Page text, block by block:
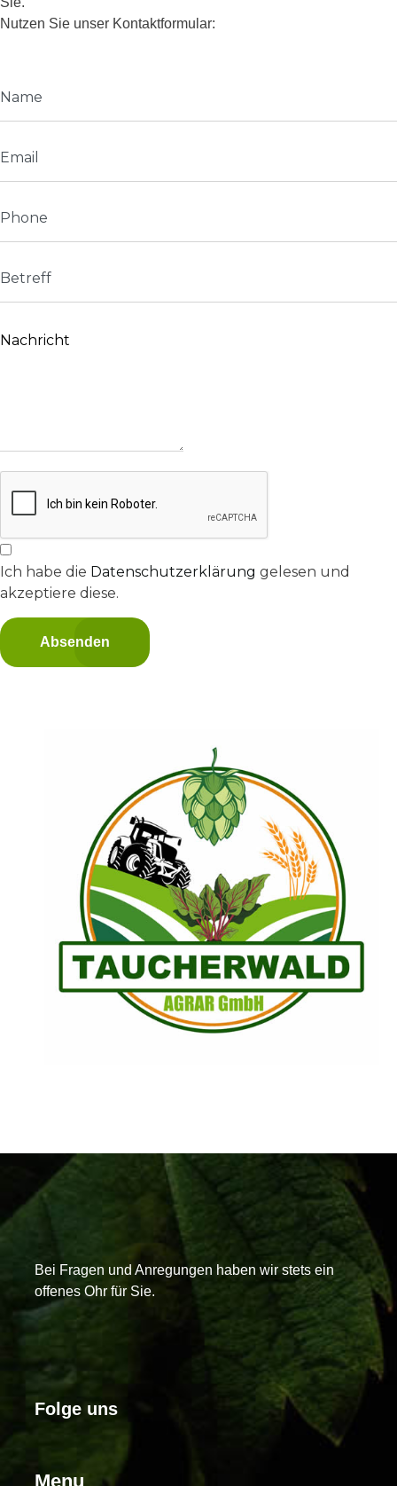
Nutzen Sie unser Kontaktformular:
Ich habe die Datenschutzerklärung gelesen und
akzeptiere diese.
Absenden
Bei Fragen und Anregungen haben wir stets ein
offenes Ohr für Sie.
Folge uns
Menu